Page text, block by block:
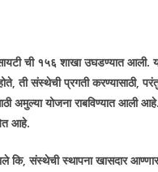
ची १५६ शाखा उघडण्यात आली.
ती संस्थेची प्रगती करण्यासाठी,
अमुल्या योजना राबविण्यात आली
आहे.
कि, संस्थेची स्थापना खासदार